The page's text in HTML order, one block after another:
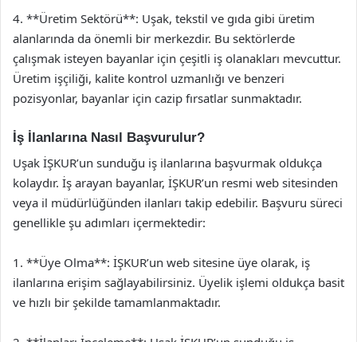
4. **Üretim Sektörü**: Uşak, tekstil ve gıda gibi üretim
alanlarında da önemli bir merkezdir. Bu sektörlerde
çalışmak isteyen bayanlar için çeşitli iş olanakları mevcuttur.
Üretim işçiliği, kalite kontrol uzmanlığı ve benzeri
pozisyonlar, bayanlar için cazip fırsatlar sunmaktadır.
İş İlanlarına Nasıl Başvurulur?
Uşak İŞKUR’un sunduğu iş ilanlarına başvurmak oldukça
kolaydır. İş arayan bayanlar, İŞKUR’un resmi web sitesinden
veya il müdürlüğünden ilanları takip edebilir. Başvuru süreci
genellikle şu adımları içermektedir:
1. **Üye Olma**: İŞKUR’un web sitesine üye olarak, iş
ilanlarına erişim sağlayabilirsiniz. Üyelik işlemi oldukça basit
ve hızlı bir şekilde tamamlanmaktadır.